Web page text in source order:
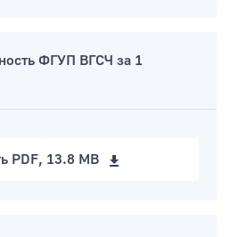
ФГУП ВГСЧ за 1
PDF, 13.8 MB